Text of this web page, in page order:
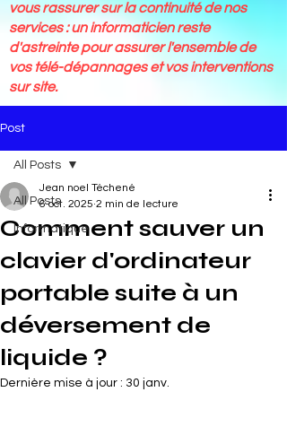
vous rassurer sur la continuité de nos
services : un informaticien reste
d'astreinte pour assurer l'ensemble de
vos télé-dépannages et vos interventions
sur site.
Post
All Posts
Informatique
All Posts
Comment sauver un
clavier d'ordinateur
portable suite à un
déversement de
liquide ?
Jean noel Téchené
6 oct. 2025 2 min de lecture
Dernière mise à jour : 30 janv.